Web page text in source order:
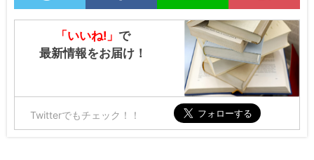
「いいね!」で
最新情報をお届け！
Twitterでもチェック！！